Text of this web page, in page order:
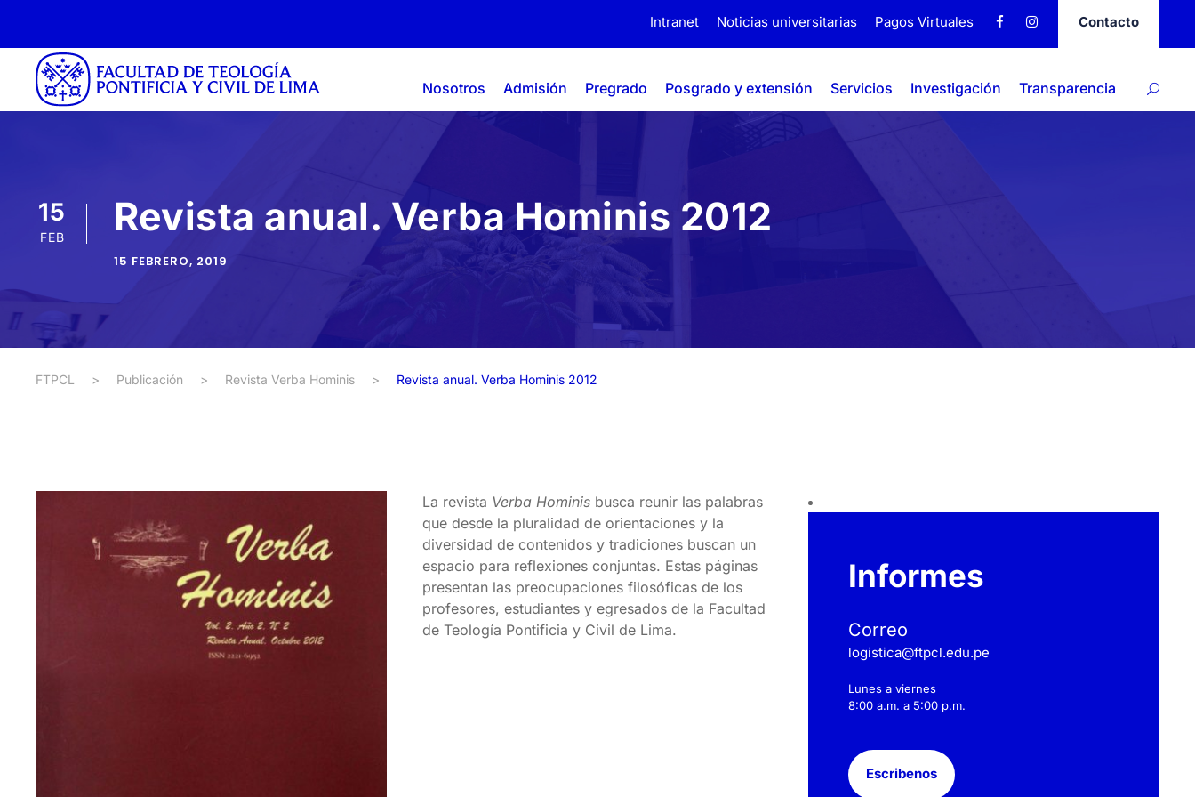
Intranet Noticias universitarias Pagos Virtuales Contacto
Nosotros Admisión Pregrado Posgrado y extensión Servicios Investigación Transparencia
15
FEB Revista anual. Verba Hominis 2012
15 FEBRERO, 2019
FTPCL > Publicación > Revista Verba Hominis > Revista anual. Verba Hominis 2012
La revista Verba Hominisbusca reunir las palabras
que desde la pluralidad de orientaciones y la
diversidad de contenidos y tradiciones buscan un
espacio para reflexiones conjuntas. Estas páginas
presentan las preocupaciones filosóficas de los
profesores, estudiantes y egresados de la Facultad
de Teología Pontificia y Civil de Lima.
Informes
Correo
logistica@ftpcl.edu.pe
Lunes a viernes
8:00 a.m. a 5:00 p.m.
Escribenos